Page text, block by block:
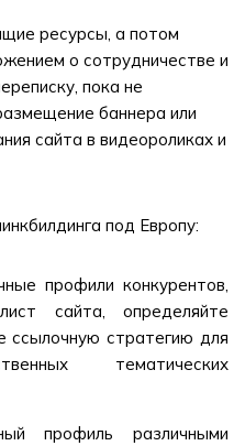
ресурсы, а потом
о сотрудничестве и
пока не
баннера или
сайта в видеороликах и
под Европу:
профили конкурентов,
сайта, определяйте
ссылочную стратегию для
тематических
профиль различными